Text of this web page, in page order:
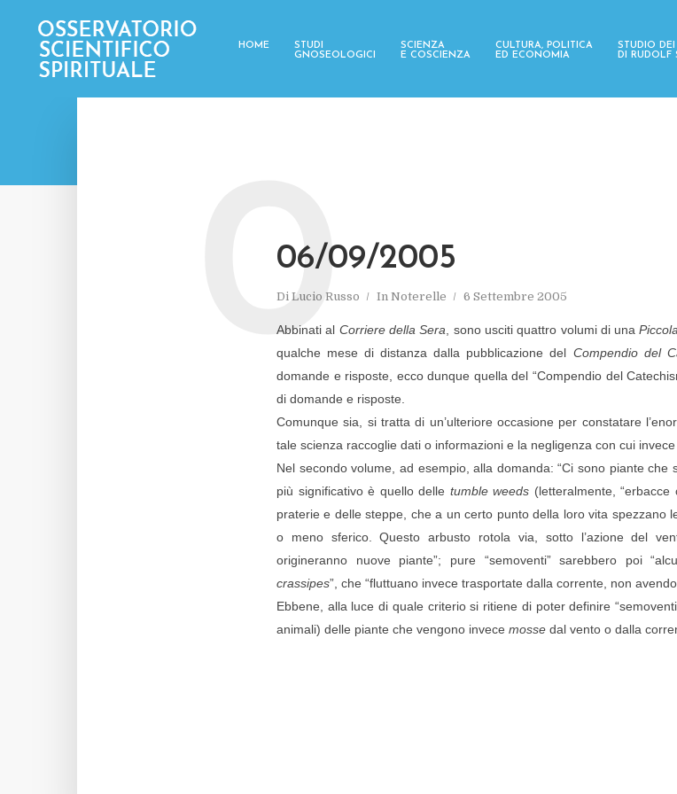
HOME
STUDI
GNOSEOLOGICI
SCIENZA
E COSCIENZA
CULTURA, POLITICA
ED ECONOMIA
STUDIO DEI
DI RUDOLF
06/09/2005
Di Lucio Russo In Noterelle 6 Settembre 2005
0
Abbinati al Corriere della Sera , sono usciti quattro volumi di una
qualche mese di distanza dalla pubblicazione del Compendio del
domande e risposte, ecco dunque quella del “Compendio del
di domande e risposte.
Comunque sia, si tratta di un’ulteriore occasione per constatare
tale scienza raccoglie dati o informazioni e la negligenza con cui
Nel secondo volume, ad esempio, alla domanda: “Ci sono piante che
più significativo è quello delle tumble weeds (letteralmente,
praterie e delle steppe, che a un certo punto della loro vita spezzano
o meno sferico. Questo arbusto rotola via, sotto l’azione del
origineranno nuove piante”; pure “semoventi” sarebbero poi
crassipes”, che “fluttuano invece trasportate dalla corrente, non
Ebbene, alla luce di quale criterio si ritiene di poter definire
animali) delle piante che vengono invece mosse dal vento o dalla